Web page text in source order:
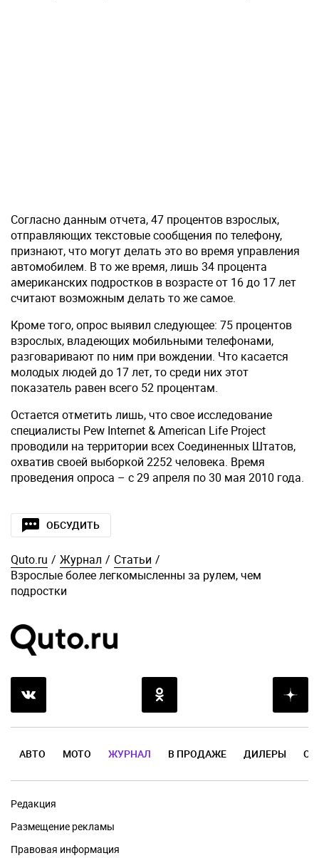
Согласно данным отчета, 47 процентов взрослых,
отправляющих текстовые сообщения по телефону,
признают, что могут делать это во время управления
автомобилем. В то же время, лишь 34 процента
американских подростков в возрасте от 16 до 17 лет
считают возможным делать то же самое.
Кроме того, опрос выявил следующее: 75 процентов
взрослых, владеющих мобильными телефонами,
разговаривают по ним при вождении. Что касается
молодых людей до 17 лет, то среди них этот
показатель равен всего 52 процентам.
Остается отметить лишь, что свое исследование
специалисты Pew Internet & American Life Project
проводили на территории всех Соединенных Штатов,
охватив своей выборкой 2252 человека. Время
проведения опроса – с 29 апреля по 30 мая 2010 года.
ОБСУДИТЬ
Quto.ru / Журнал / Статьи /
Взрослые более легкомысленны за рулем, чем
подростки
АВТО МОТО ЖУРНАЛ В ПРОДАЖЕ ДИЛЕРЫ
Редакция
Размещение рекламы
Правовая информация